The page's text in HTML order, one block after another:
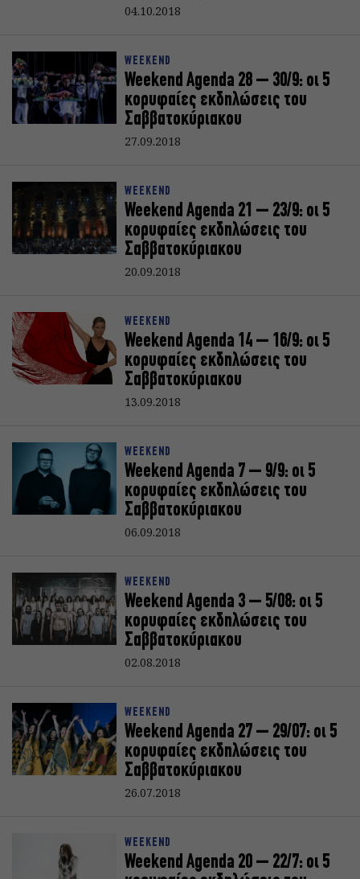
04.10.2018
WEEKEND
Weekend Agenda 28 – 30/9: oι 5
κορυφαίες εκδηλώσεις του
Σαββατοκύριακoυ
27.09.2018
WEEKEND
Weekend Agenda 21 – 23/9: oι 5
κορυφαίες εκδηλώσεις του
Σαββατοκύριακoυ
20.09.2018
WEEKEND
Weekend Agenda 14 – 16/9: oι 5
κορυφαίες εκδηλώσεις του
Σαββατοκύριακoυ
13.09.2018
WEEKEND
Weekend Agenda 7 – 9/9: oι 5
κορυφαίες εκδηλώσεις του
Σαββατοκύριακoυ
06.09.2018
WEEKEND
Weekend Agenda 3 – 5/08: oι 5
κορυφαίες εκδηλώσεις του
Σαββατοκύριακoυ
02.08.2018
WEEKEND
Weekend Agenda 27 – 29/07: oι 5
κορυφαίες εκδηλώσεις του
Σαββατοκύριακoυ
26.07.2018
WEEKEND
Weekend Agenda 20 – 22/7: oι 5